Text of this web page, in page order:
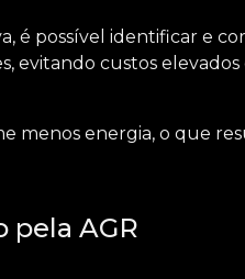
é possível identificar e
evitando custos
menos energia, o que
pela AGR